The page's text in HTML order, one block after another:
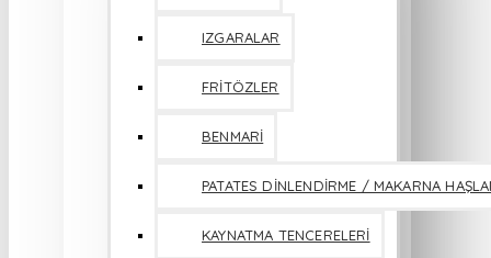
IZGARALAR
FRİTÖZLER
BENMARİ
PATATES DİNLENDİRME / MAKARNA
KAYNATMA TENCERELERİ